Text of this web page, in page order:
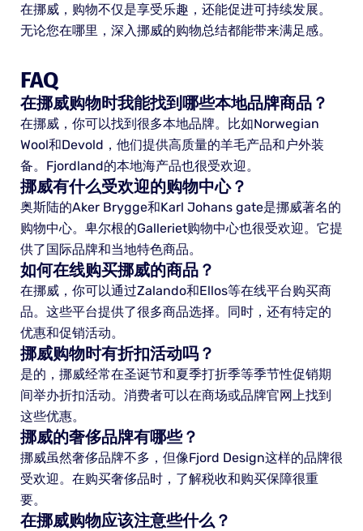
在挪威，购物不仅是享受乐趣，还能促进可持续发展。
无论您在哪里，深入挪威的购物总结都能带来满足感。
FAQ
在挪威购物时我能找到哪些本地品牌商品？
在挪威，你可以找到很多本地品牌。比如Norwegian
Wool和Devold，他们提供高质量的羊毛产品和户外装
备。Fjordland的本地海产品也很受欢迎。
挪威有什么受欢迎的购物中心？
奥斯陆的Aker Brygge和Karl Johans gate是挪威著名的
购物中心。卑尔根的Galleriet购物中心也很受欢迎。它提
供了国际品牌和当地特色商品。
如何在线购买挪威的商品？
在挪威，你可以通过Zalando和Ellos等在线平台购买商
品。这些平台提供了很多商品选择。同时，还有特定的
优惠和促销活动。
挪威购物时有折扣活动吗？
是的，挪威经常在圣诞节和夏季打折季等季节性促销期
间举办折扣活动。消费者可以在商场或品牌官网上找到
这些优惠。
挪威的奢侈品牌有哪些？
挪威虽然奢侈品牌不多，但像Fjord Design这样的品牌很
受欢迎。在购买奢侈品时，了解税收和购买保障很重
要。
在挪威购物应该注意些什么？